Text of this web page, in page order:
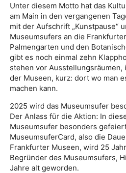
Unter diesem Motto hat das
am Main in den vergangenen
mit der Aufschrift „Kunstpause“
Museumsufers an die
Palmengarten und den
gibt es noch einmal zehn
stehen vor Ausstellungsräumen,
der Museen, kurz: dort wo man
machen kann.
2025 wird das Museumsufer
Der Anlass für die Aktion: In
Museumsufer besonders
MuseumsuferCard, also die
Frankfurter Museen, wird 25
Begründer des Museumsufers,
Jahre alt geworden.